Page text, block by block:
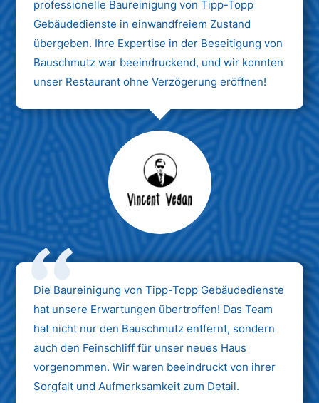
professionelle Baureinigung von Tipp-Topp
Gebäudedienste in einwandfreiem Zustand
übergeben. Ihre Expertise in der Beseitigung von
Bauschmutz war beeindruckend, und wir konnten
unser Restaurant ohne Verzögerung eröffnen!
Max Mustermann
Unternehmen AG
Die Baureinigung von Tipp-Topp Gebäudedienste
hat unsere Erwartungen übertroffen! Das Team
hat nicht nur den Bauschmutz entfernt, sondern
auch den Feinschliff für unser neues Haus
vorgenommen. Wir waren beeindruckt von ihrer
Sorgfalt und Aufmerksamkeit zum Detail.